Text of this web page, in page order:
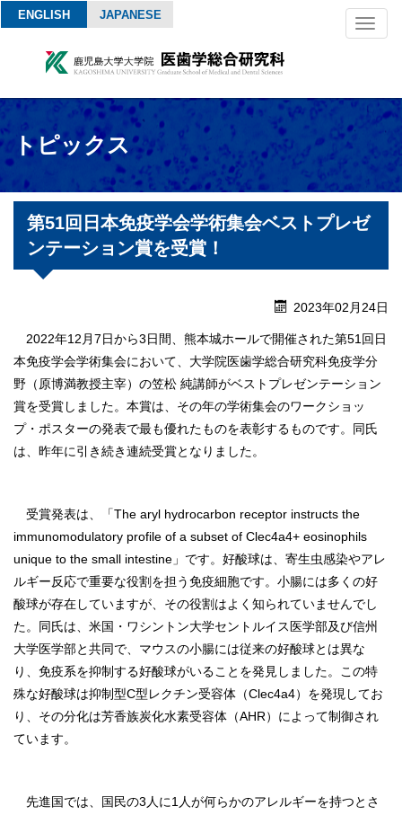
ENGLISH JAPANESE
トピックス
第51回日本免疫学会学術集会ベストプレゼ
ンテーション賞を受賞！
2023年02月24日
2022年12月7日から3日間、熊本城ホールで開催された第51回日
本免疫学会学術集会において、大学院医歯学総合研究科免疫学分
野（原博満教授主宰）の笠松 純講師がベストプレゼンテーション
賞を受賞しました。本賞は、その年の学術集会のワークショッ
プ・ポスターの発表で最も優れたものを表彰するものです。同氏
は、昨年に引き続き連続受賞となりました。
受賞発表は、「The aryl hydrocarbon receptor instructs the
immunomodulatory profile of a subset of Clec4a4+ eosinophils
unique to the small intestine」です。好酸球は、寄生虫感染やアレ
ルギー反応で重要な役割を担う免疫細胞です。小腸には多くの好
酸球が存在していますが、その役割はよく知られていませんでし
た。同氏は、米国・ワシントン大学セントルイス医学部及び信州
大学医学部と共同で、マウスの小腸には従来の好酸球とは異な
り、免疫系を抑制する好酸球がいることを発見しました。この特
殊な好酸球は抑制型C型レクチン受容体（Clec4a4）を発現してお
り、その分化は芳香族炭化水素受容体（AHR）によって制御され
ています。
先進国では、国民の3人に1人が何らかのアレルギーを持つとさ